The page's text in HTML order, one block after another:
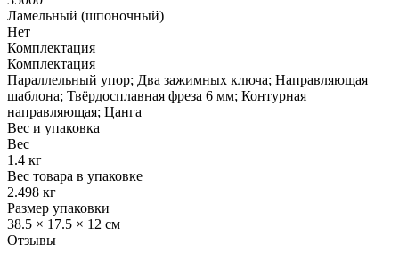
Ламельный (шпоночный)
Нет
Комплектация
Комплектация
Параллельный упор; Два зажимных ключа; Направляющая
шаблона; Твёрдосплавная фреза 6 мм; Контурная
направляющая; Цанга
Вес и упаковка
Вес
1.4 кг
Вес товара в упаковке
2.498 кг
Размер упаковки
38.5 × 17.5 × 12 см
Отзывы